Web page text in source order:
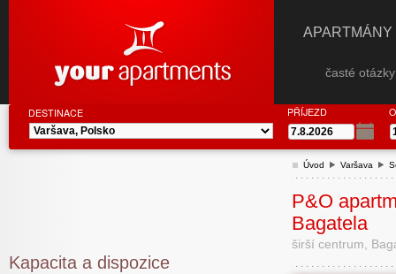
časté
DESTINACE PŘÍJEZD
Úvod Varšava
P&O
Bagatela
širší centrum,
Kapacita a dispozice